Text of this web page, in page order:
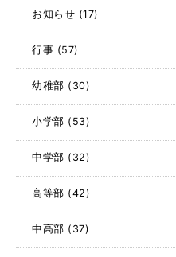
お知らせ (17)
行事 (57)
幼稚部 (30)
小学部 (53)
中学部 (32)
高等部 (42)
中高部 (37)